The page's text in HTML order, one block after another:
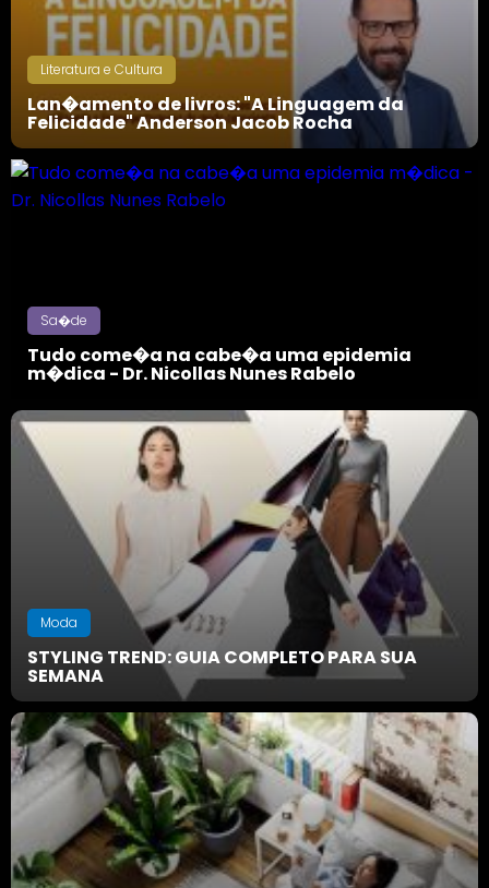
Literatura e Cultura
Lan�amento de livros: "A Linguagem da
Felicidade" Anderson Jacob Rocha
Sa�de
Tudo come�a na cabe�a uma epidemia
m�dica - Dr. Nicollas Nunes Rabelo
Moda
STYLING TREND: GUIA COMPLETO PARA SUA
SEMANA